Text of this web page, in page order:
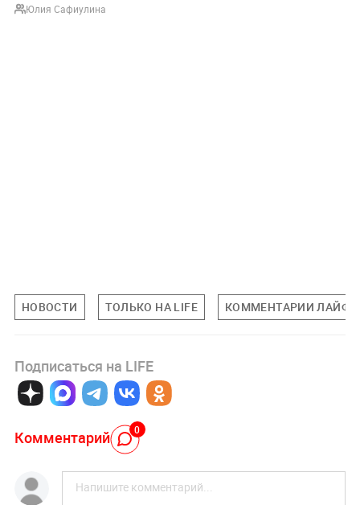
Юлия Сафиулина
НОВОСТИ ТОЛЬКО НА LIFE КОММЕНТАРИИ ЛАЙФУ
Подписаться на LIFE
Комментарий 0